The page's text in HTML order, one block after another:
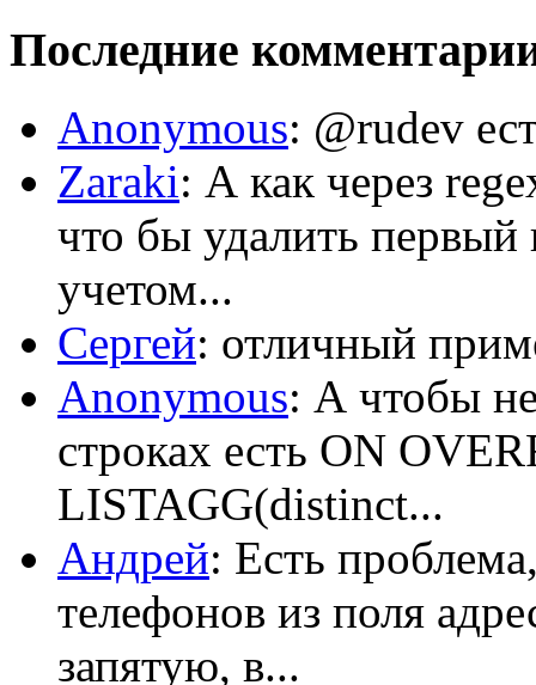
Последние
Anonymous: @rudev
Zaraki: А как через
что бы удалить первый
учетом...
Сергей: отличный
Anonymous: А чтобы
строках есть ON
LISTAGG(distinct...
Андрей: Есть
телефонов из поля
запятую, в...